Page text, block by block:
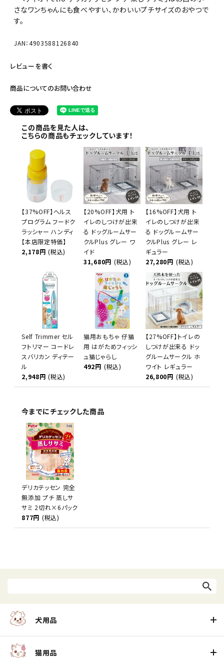
さなワンちゃんにも食べやすい、かわいいプチサイズのおやつで
す。
JAN：4903588126840
レビューを書く
商品についてのお問い合わせ
この商品を見た人は、
こちらの商品もチェックしています！
【37%OFF】ヘルス
プログラム フードク
ラッシャー ハンディ
【本店限定特価】
2,178円 (税込)
【20%OFF】犬用 ト
イレのしつけが出来
る ドッグルームサー
クルPlus グレー ワ
イド
31,680円 (税込)
【16%OFF】犬用 ト
イレのしつけが出来
る ドッグルームサー
クルPlus グレー レ
ギュラー
27,280円 (税込)
Self Trimmer セル
フトリマー コードレ
スバリカン ディテー
ル
2,948円 (税込)
猫用おもちゃ 仔猫
用 はがためフィッシ
ュ猫じゃらし
492円 (税込)
【27%OFF】トイレの
しつけが出来る ドッ
グルームサークル ホ
ワイト レギュラー
26,800円 (税込)
今までにチェックした商品
デリカテッセン 完全
無添加 プチ 蒸しサ
サミ 2切れ×6パック
877円 (税込)
犬用品
猫用品